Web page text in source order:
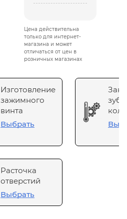
Цена действительна
только для интернет-
магазина и может
отличаться от цен в
розничных магазинах
Изготовление
зажимного
винта
Выбрать
Расточка
отверстий
Выбрать